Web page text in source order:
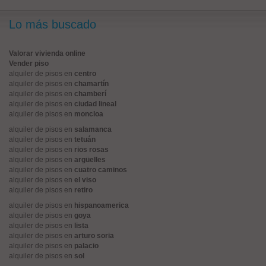
Lo más buscado
Valorar vivienda online
Vender piso
alquiler de pisos en centro
alquiler de pisos en chamartín
alquiler de pisos en chamberí
alquiler de pisos en ciudad lineal
alquiler de pisos en moncloa
alquiler de pisos en salamanca
alquiler de pisos en tetuán
alquiler de pisos en rios rosas
alquiler de pisos en argüelles
alquiler de pisos en cuatro caminos
alquiler de pisos en el viso
alquiler de pisos en retiro
alquiler de pisos en hispanoamerica
alquiler de pisos en goya
alquiler de pisos en lista
alquiler de pisos en arturo soria
alquiler de pisos en palacio
alquiler de pisos en sol